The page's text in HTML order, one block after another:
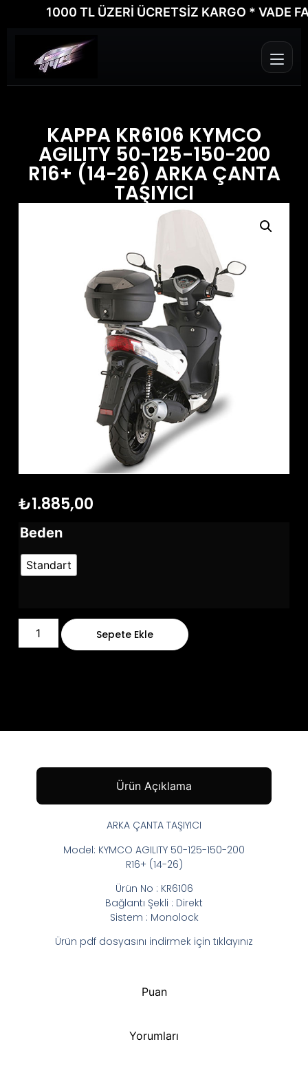
1000 TL ÜZERİ ÜCRETSİZ KARGO * VADE
KAPPA KR6106 KYMCO
AGILITY 50-125-150-200
R16+ (14-26) ARKA ÇANTA
TAŞIYICI
₺1.885,00
Beden
Standart
Sepete Ekle
Ürün Açıklama
Puan
Yorumları
ARKA ÇANTA TAŞIYICI
Model: KYMCO AGILITY 50-125-150-200
R16+ (14-26)
Ürün No : KR6106
Bağlantı Şekli : Direkt
Sistem : Monolock
Ürün pdf dosyasını indirmek için tıklayınız